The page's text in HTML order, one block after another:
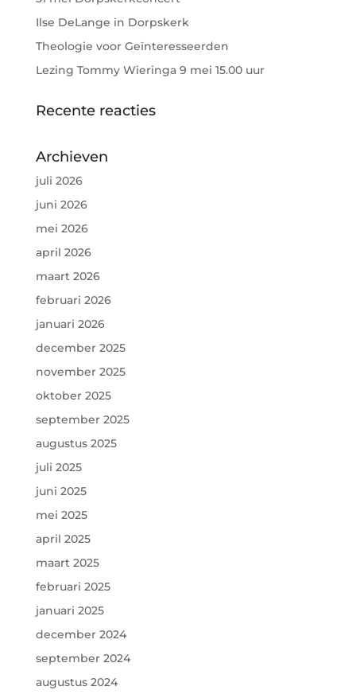
Ilse DeLange in Dorpskerk
Theologie voor Geïnteresseerden
Lezing Tommy Wieringa 9 mei 15.00 uur
Recente reacties
Archieven
juli 2026
juni 2026
mei 2026
april 2026
maart 2026
februari 2026
januari 2026
december 2025
november 2025
oktober 2025
september 2025
augustus 2025
juli 2025
juni 2025
mei 2025
april 2025
maart 2025
februari 2025
januari 2025
december 2024
september 2024
augustus 2024